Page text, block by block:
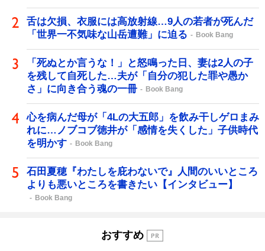
舌は欠損、衣服には高放射線…9人の若者が死んだ
「世界一不気味な山岳遭難」に迫る
Book Bang
「死ぬとか言うな！」と怒鳴った日、妻は2人の子
を残して自死した…夫が「自分の犯した罪や愚か
さ」に向き合う魂の一冊
Book Bang
心を病んだ母が「4Lの大五郎」を飲み干しゲロまみ
れに…ノブコブ徳井が「感情を失くした」子供時代
を明かす
Book Bang
石田夏穂『わたしを庇わないで』人間のいいところ
よりも悪いところを書きたい【インタビュー】
Book Bang
おすすめ